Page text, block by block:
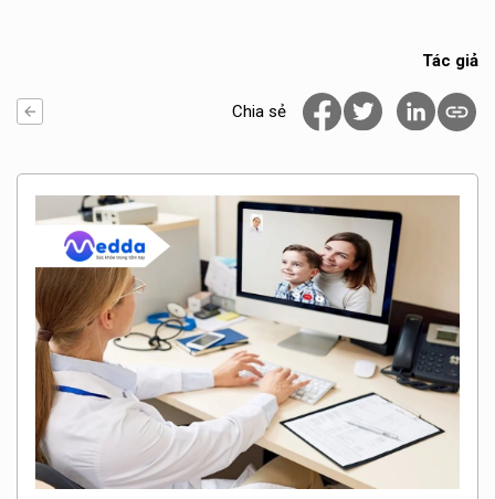
Tác giả
Chia sẻ